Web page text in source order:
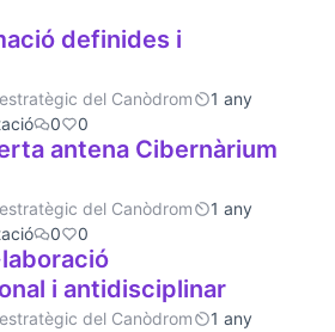
definides i
del Canòdrom
1 any
0 0
antena Cibernàrium
del Canòdrom
1 any
0 0
i antidisciplinar
del Canòdrom
1 any